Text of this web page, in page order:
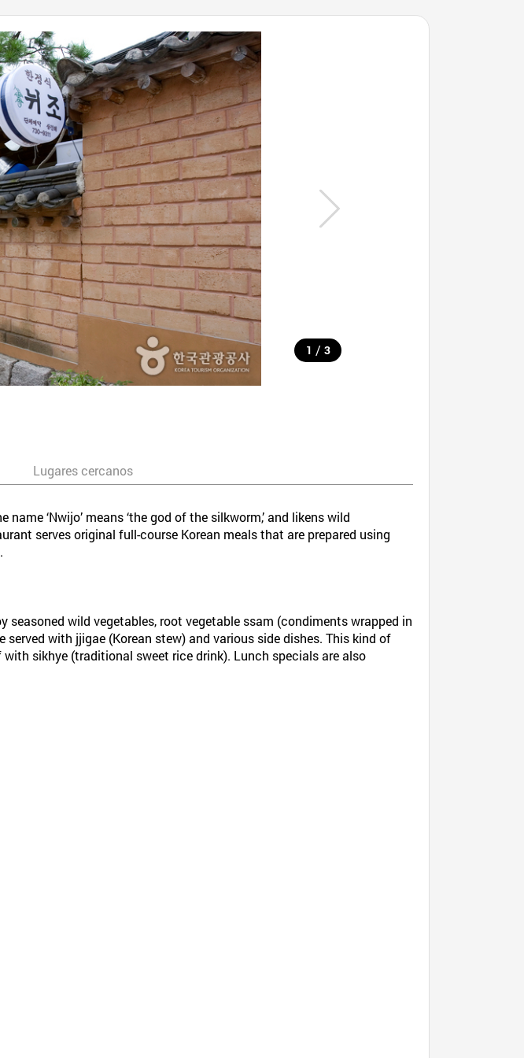
1 / 3
Lugares cercanos
‘Nwijo’ means ‘the god of the silkworm,’ and likens wild
serves original full-course Korean meals that are prepared using
wild vegetables, root vegetable ssam (condiments wrapped in
with jjigae (Korean stew) and various side dishes. This kind of
sikhye (traditional sweet rice drink). Lunch specials are also